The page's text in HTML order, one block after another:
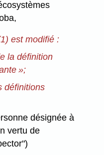
est modifié :
la définition
»;
définitions
désignée à
vertu de